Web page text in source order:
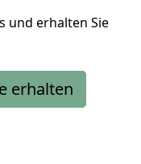
und erhalten Sie
erhalten